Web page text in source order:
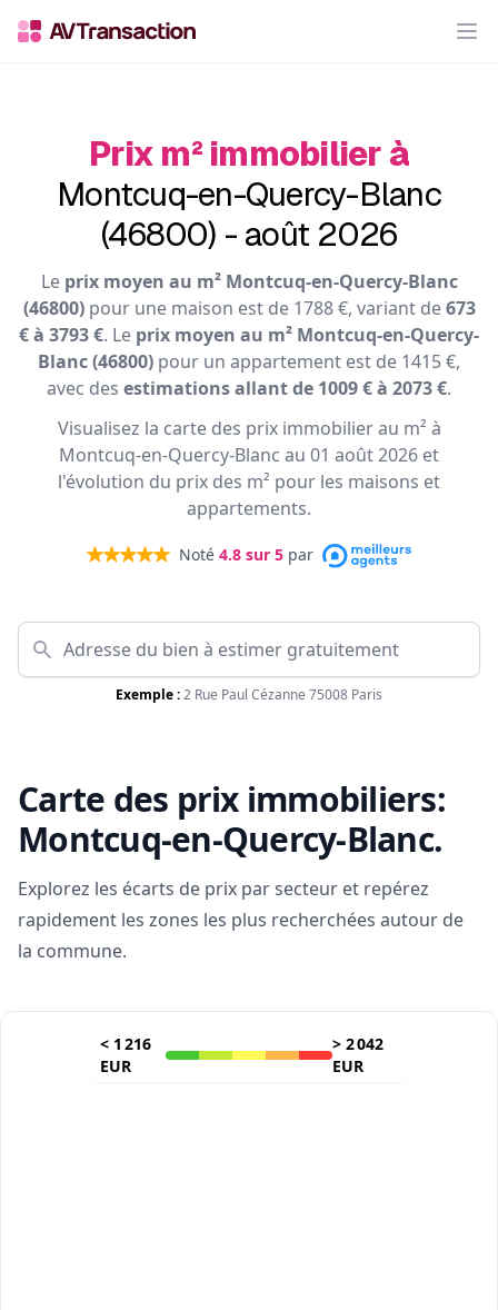
Prix m² immobilier à
Montcuq-en-Quercy-Blanc
(46800) - août 2026
Le prix moyen au m² Montcuq-en-Quercy-Blanc
(46800)pour une maison est de 1788 €, variant de673
€ à 3793 €. Le prix moyen au m² Montcuq-en-Quercy-
Blanc (46800) pour un appartement est de 1415 €,
avec des estimations allant de 1009 € à 2073 €.
Visualisez la carte des prix immobilier au m² à
Montcuq-en-Quercy-Blanc au 01 août 2026 et
l'évolution du prix des m² pour les maisons et
appartements.
Noté 4.8 sur 5 par
Exemple :2 Rue Paul Cézanne 75008 Paris
Carte des prix immobiliers:
Montcuq-en-Quercy-Blanc.
Explorez les écarts de prix par secteur et repérez
rapidement les zones les plus recherchées autour de
la commune.
< 1 216
EUR
> 2 042
EUR